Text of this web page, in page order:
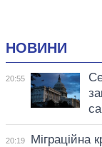
НОВИНИ
20:55
20:19
Міграційна